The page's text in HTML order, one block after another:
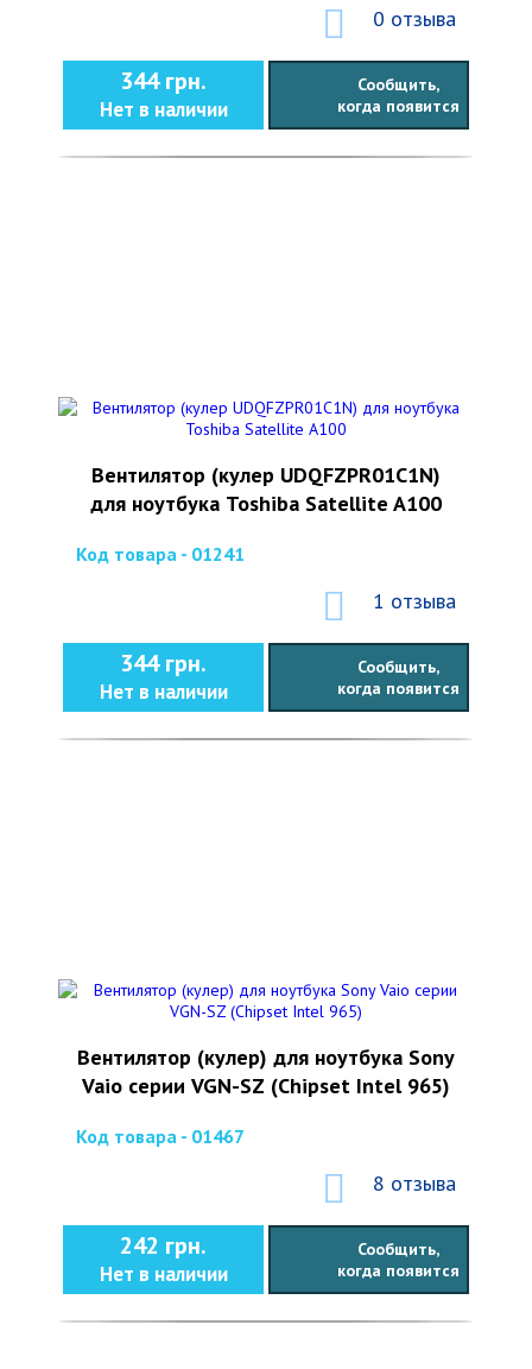
0 отзыва
344 грн.
Нет в наличии
Сообщить,
когда появится
Вентилятор (кулер UDQFZPR01C1N)
для ноутбука Toshiba Satellite A100
Код товара - 01241
1 отзыва
344 грн.
Нет в наличии
Сообщить,
когда появится
Вентилятор (кулер) для ноутбука Sony
Vaio серии VGN-SZ (Chipset Intel 965)
Код товара - 01467
8 отзыва
242 грн.
Нет в наличии
Сообщить,
когда появится